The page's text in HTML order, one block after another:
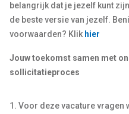
belangrijk dat je jezelf kunt
de beste versie van jezelf.
voorwaarden? Klik hier
Jouw toekomst samen met
sollicitatieproces
1. Voor deze vacature vragen